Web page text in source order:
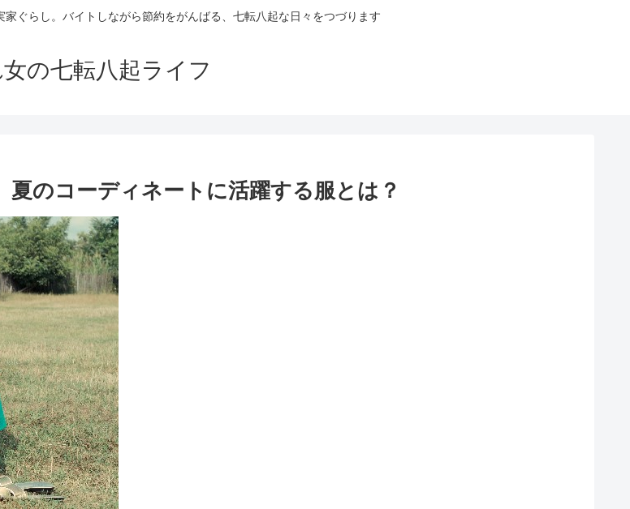
ぐらし。バイトしながら節約をがんばる、七転八起な日々をつづります
の七転八起ライフ
のコーディネートに活躍する服とは？